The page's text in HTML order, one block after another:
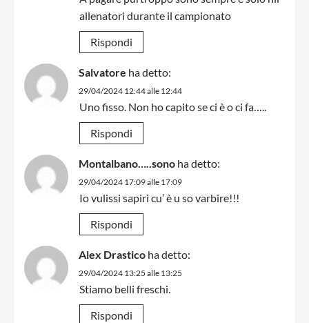
allenatori durante il campionato
Rispondi
Salvatore ha detto:
29/04/2024 12:44 alle 12:44
Uno fisso. Non ho capito se ci è o ci fa…..
Rispondi
Montalbano…..sono ha detto:
29/04/2024 17:09 alle 17:09
Io vulissi sapiri cu’ è u so varbire!!!
Rispondi
Alex Drastico ha detto:
29/04/2024 13:25 alle 13:25
Stiamo belli freschi.
Rispondi